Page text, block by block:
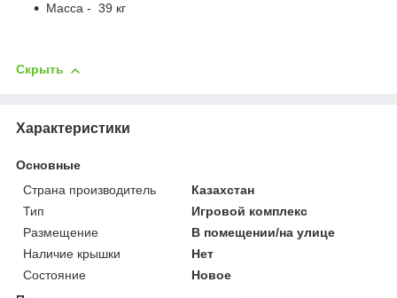
Масса - 39 кг
Скрыть
Характеристики
Основные
Страна производитель
Казахстан
Тип
Игровой комплекс
Размещение
В помещении/на улице
Наличие крышки
Нет
Состояние
Новое